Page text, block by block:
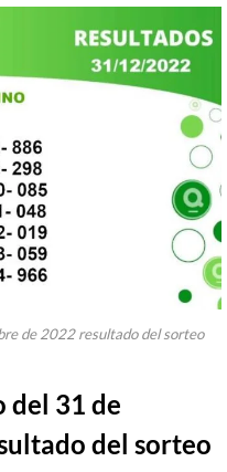
de 2022 resultado del sorteo
del 31 de
del sorteo